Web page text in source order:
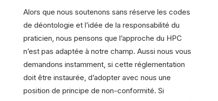
Alors que nous soutenons sans réserve les codes
de déontologie et l’idée de la responsabilité du
praticien, nous pensons que l’approche du HPC
n’est pas adaptée à notre champ. Aussi nous vous
demandons instamment, si cette réglementation
doit être instaurée, d’adopter avec nous une
position de principe de non-conformité. Si